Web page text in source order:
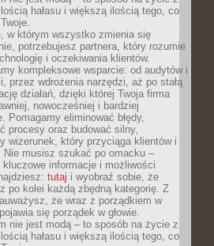
hałasu i większą ilością tego, co
w którym wszystko zmienia się
potrzebujesz partnera, który rozumie
i oczekiwania klientów.
kompleksowe wsparcie: od audytów i
przez wdrożenia narzędzi, aż po stałą
działań, dzięki której Twoja firma
nowocześniej i bardziej
Pomagamy eliminować błędy,
procesy oraz budować silny,
wizerunek, który przyciąga klientów i
Nie musisz szukać po omacku –
informacje i możliwości
tutaj i wyobraź sobie, że
po kolei każdą zbędną kategorię. Z
że wraz z porządkiem w
się porządek w głowie.
nie jest modą – to sposób na życie z
hałasu i większą ilością tego, co